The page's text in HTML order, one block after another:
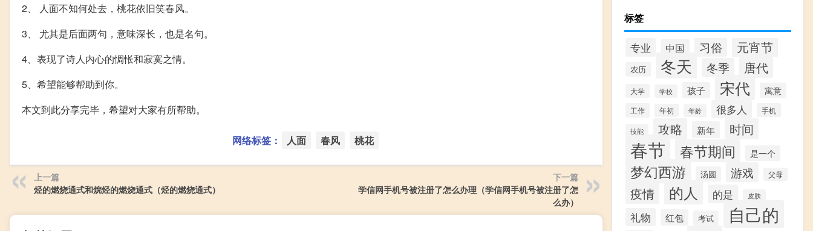
2、 人面不知何处去，桃花依旧笑春风。
3、 尤其是后面两句，意味深长，也是名句。
4、表现了诗人内心的惆怅和寂寞之情。
5、希望能够帮助到你。
本文到此分享完毕，希望对大家有所帮助。
网络标签： 人面 春风 桃花
上一篇
烃的燃烧通式和烷烃的燃烧通式（烃的燃烧通式）
下一篇
学信网手机号被注册了怎么办理（学信网手机号被注册了怎
么办）
标签
专业 中国 习俗 元宵节
农历 冬天 冬季 唐代
大学 学校 孩子 宋代 寓意
工作 年初 年龄 很多人 手机
技能 攻略 新年 时间
春节 春节期间 是一个
梦幻西游 汤圆 游戏 父母
疫情 的人 的是 皮肤
礼物 红包 考试 自己的